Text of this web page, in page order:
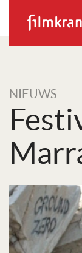
NIEUWS